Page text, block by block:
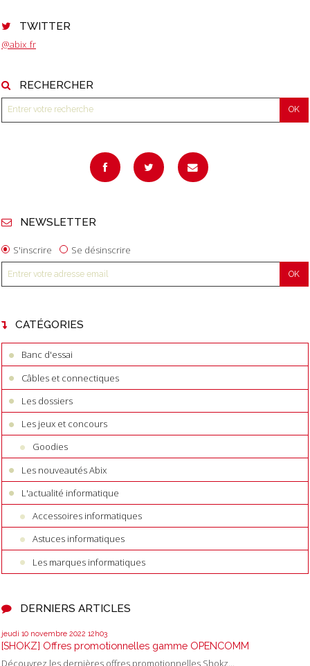
TWITTER
@abix_fr
RECHERCHER
NEWSLETTER
S'inscrire Se désinscrire
CATÉGORIES
Banc d'essai
Câbles et connectiques
Les dossiers
Les jeux et concours
Goodies
Les nouveautés Abix
L'actualité informatique
Accessoires informatiques
Astuces informatiques
Les marques informatiques
DERNIERS ARTICLES
jeudi 10 novembre 2022 12h03
[SHOKZ] Offres promotionnelles gamme OPENCOMM
Découvrez les dernières offres promotionnelles Shokz...